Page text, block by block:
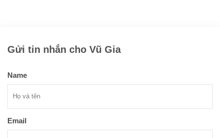
Gửi tin nhắn cho Vũ Gia
Name
Email